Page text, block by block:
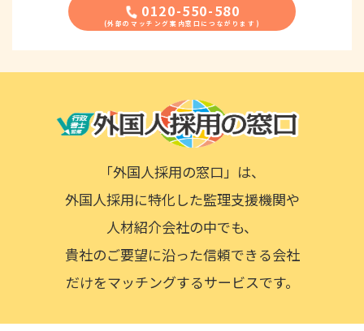
0120-550-580
「外国人採用の窓口」は、
外国人採用に特化した監理支援機関や
人材紹介会社の中でも、
貴社のご要望に沿った信頼できる会社
だけをマッチングするサービスです。